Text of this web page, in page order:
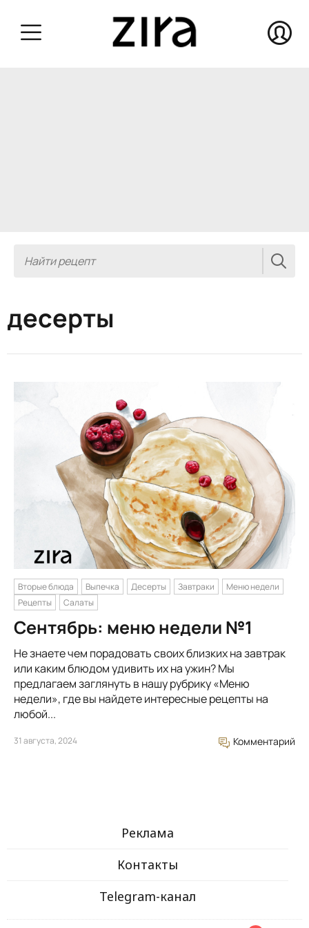
десерты
Вторые блюда Выпечка Десерты Завтраки
Меню недели
Рецепты
Салаты
Сентябрь: меню недели №1
Не знаете чем порадовать своих близких на завтрак
или каким блюдом удивить их на ужин? Мы
предлагаем заглянуть в нашу рубрику «Меню
недели», где вы найдете интересные рецепты на
любой...
31 августа, 2024 Комментарий
Реклама
Контакты
Telegram-канал